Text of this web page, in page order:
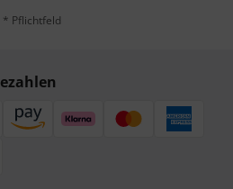
* Pflichtfeld